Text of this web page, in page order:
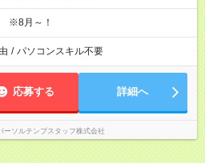
※8月～！
/ パソコンスキル不要
応募する 詳細へ
ーソルテンプスタッフ株式会社